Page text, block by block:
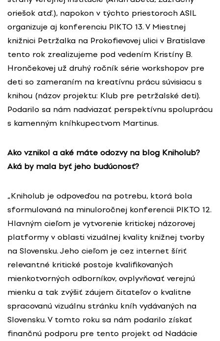
oriešok atď.), napokon v týchto priestoroch ASIL
organizuje aj konferenciu PIKTO 13. V Miestnej
knižnici Petržalka na Prokofievovej ulici v Bratislave
tento rok zrealizujeme pod vedením Kristíny B.
Hrončekovej už druhý ročník série workshopov pre
deti so zameraním na kreatívnu prácu súvisiacu s
knihou (názov projektu: Klub pre petržalské deti).
Podarilo sa nám nadviazať perspektívnu spoluprácu
s kamenným kníhkupectvom Martinus.
Ako vznikol a aké máte odozvy na blog Kniholub?
Aká by mala byť jeho budúcnosť?
„Kniholub je odpoveďou na potrebu, ktorá bola
sformulovaná na minuloročnej konferencii PIKTO 12.
Hlavným cieľom je vytvorenie kritickej názorovej
platformy v oblasti vizuálnej kvality knižnej tvorby
na Slovensku. Jeho cieľom je cez internet šíriť
relevantné kritické postoje kvalifikovaných
mienkotvorných odborníkov, ovplyvňovať verejnú
mienku a tak zvýšiť záujem čitateľov o kvalitne
spracovanú vizuálnu stránku kníh vydávaných na
Slovensku. V tomto roku sa nám podarilo získať
finančnú podporu pre tento projekt od Nadácie